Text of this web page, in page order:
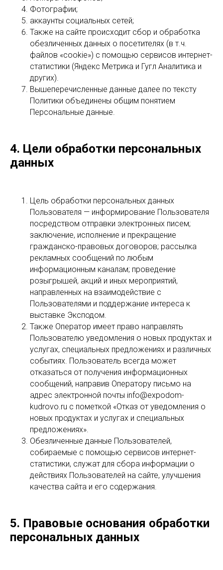
Фотографии;
аккаунты социальных сетей;
Также на сайте происходит сбор и обработка
обезличенных данных о посетителях (в т.ч.
файлов «cookie») с помощью сервисов интернет-
статистики (Яндекс Метрика и Гугл Аналитика и
других).
Вышеперечисленные данные далее по тексту
Политики объединены общим понятием
Персональные данные.
4. Цели обработки персональных
данных
Цель обработки персональных данных
Пользователя — информирование Пользователя
посредством отправки электронных писем;
заключение, исполнение и прекращение
гражданско-правовых договоров; рассылка
рекламных сообщений по любым
информационным каналам; проведение
розыгрышей, акций и иных мероприятий,
направленных на взаимодействие с
Пользователями и поддержание интереса к
выставке Эксподом.
Также Оператор имеет право направлять
Пользователю уведомления о новых продуктах и
услугах, специальных предложениях и различных
событиях. Пользователь всегда может
отказаться от получения информационных
сообщений, направив Оператору письмо на
адрес электронной почты info@expodom-
kudrovo.ru с пометкой «Отказ от уведомления о
новых продуктах и услугах и специальных
предложениях».
Обезличенные данные Пользователей,
собираемые с помощью сервисов интернет-
статистики, служат для сбора информации о
действиях Пользователей на сайте, улучшения
качества сайта и его содержания.
5. Правовые основания обработки
персональных данных